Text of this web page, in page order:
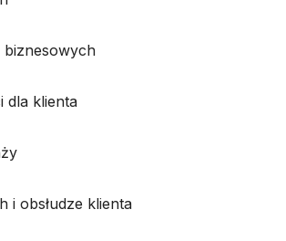
biznesowych
dla klienta
i obsłudze klienta